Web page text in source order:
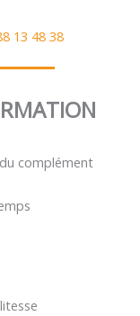
13 48 38
complément